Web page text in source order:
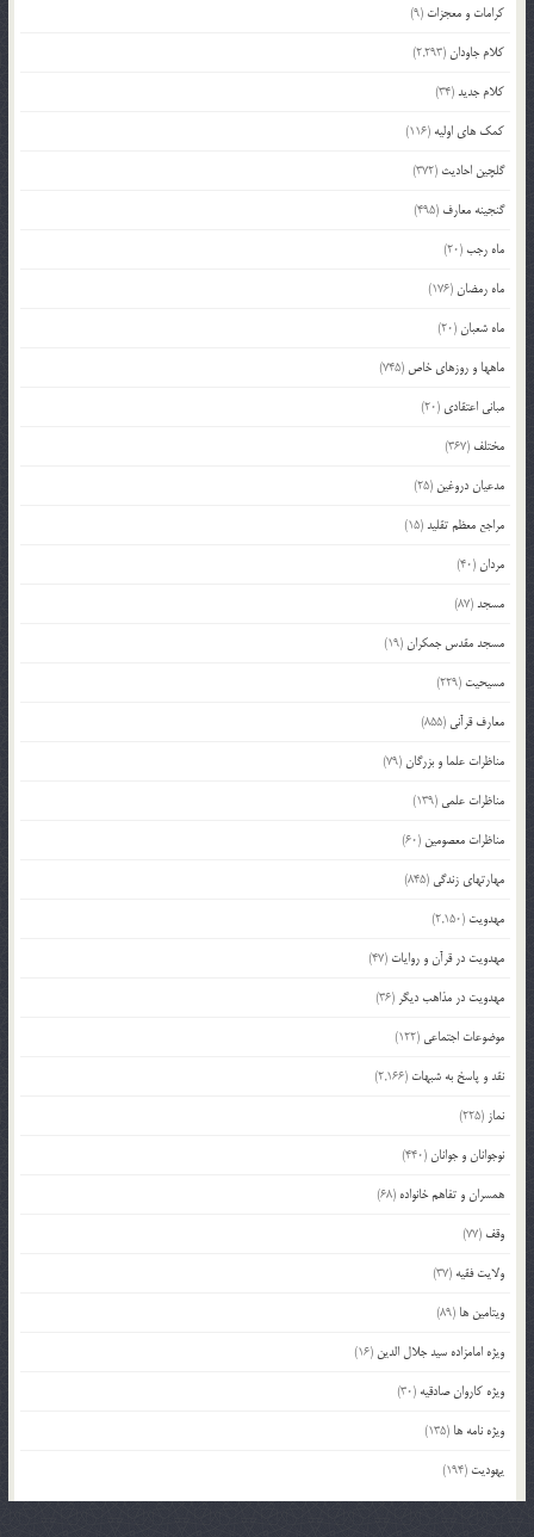
کرامات و معجزات (9)
کلام جاودان(2,293)
کلام جدید(34)
کمک های اولیه (116)
گلچین احادیث (372)
گنجینه معارف (495)
ماه رجب(20)
ماه رمضان(176)
ماه شعبان(20)
ماهها و روزهای خاص (745)
مبانی اعتقادی (20)
مختلف (367)
مدعیان دروغین (25)
مراجع معظم تقلید(15)
مردان(40)
مسجد(87)
مسجد مقدس جمکران(19)
مسیحیت (229)
معارف قرآنی (855)
مناظرات علما و بزرگان(79)
مناظرات علمی (139)
مناظرات معصومین (60)
مهارتهای زندگی (845)
مهدویت (2,150)
مهدویت در قرآن و روایات (47)
مهدویت در مذاهب دیگر (36)
موضوعات اجتماعی (122)
نقد و پاسخ به شبهات (2,166)
نماز (225)
نوجوانان و جوانان(440)
همسران و تفاهم خانواده (68)
وقف (77)
ولایت فقیه (37)
ویتامین ها (89)
ویژه امامزاده سید جلال الدین (16)
ویژه کاروان صادقیه (30)
ویژه نامه ها (135)
یهودیت (194)